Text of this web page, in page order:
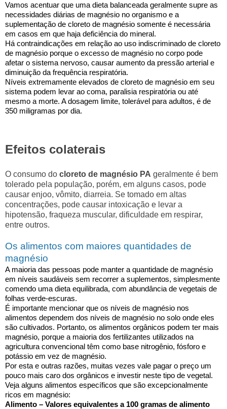
Vamos acentuar que uma dieta balanceada geralmente supre as
necessidades diárias de magnésio no organismo e a
suplementação de cloreto de magnésio somente é necessária
em casos em que haja deficiência do mineral.
Há contraindicações em relação ao uso indiscriminado de cloreto
de magnésio porque o excesso de magnésio no corpo pode
afetar o sistema nervoso, causar aumento da pressão arterial e
diminuição da frequência respiratória.
Níveis extremamente elevados de cloreto de magnésio em seu
sistema podem levar ao coma, paralisia respiratória ou até
mesmo a morte. A dosagem limite, tolerável para adultos, é de
350 miligramas por dia.
Efeitos colaterais
O consumo do cloreto de magnésio PA geralmente é bem
tolerado pela população, porém, em alguns casos, pode
causar enjoo, vômito, diarreia. Se tomado em altas
concentrações, pode causar intoxicação e levar a
hipotensão, fraqueza muscular, dificuldade em respirar,
entre outros.
Os alimentos com maiores quantidades de
magnésio
A maioria das pessoas pode manter a quantidade de magnésio
em níveis saudáveis sem recorrer a suplementos, simplesmente
comendo uma dieta equilibrada, com abundância de vegetais de
folhas verde-escuras.
É importante mencionar que os níveis de magnésio nos
alimentos dependem dos níveis de magnésio no solo onde eles
são cultivados. Portanto, os alimentos orgânicos podem ter mais
magnésio, porque a maioria dos fertilizantes utilizados na
agricultura convencional têm como base nitrogênio, fósforo e
potássio em vez de magnésio.
Por esta e outras razões, muitas vezes vale pagar o preço um
pouco mais caro dos orgânicos e investir neste tipo de vegetal.
Veja alguns alimentos específicos que são excepcionalmente
ricos em magnésio:
Alimento – Valores equivalentes a 100 gramas de alimento